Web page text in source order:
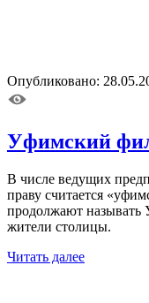
Опубликовано:
Уфимский
В числе ведущих
праву считается
продолжают
жители столицы.
Читать далее